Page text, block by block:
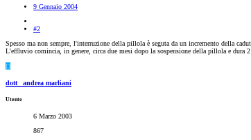
9 Gennaio 2004
#2
Spesso ma non sempre, l'interruzione della pillola è seguta da un incremento della
L'effluvio comincia, in genere, circa due mesi dopo la sospensione della pillola e dura
D
dott_ andrea marliani
Utente
6 Marzo 2003
867